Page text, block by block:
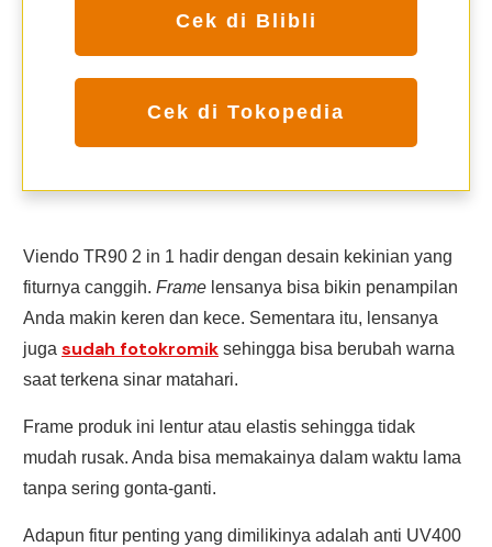
Cek di Blibli
Cek di Tokopedia
Viendo TR90 2 in 1 hadir dengan desain kekinian yang
fiturnya canggih. Frame lensanya bisa bikin penampilan
Anda makin keren dan kece. Sementara itu, lensanya
juga sudah fotokromik sehingga bisa berubah warna
saat terkena sinar matahari.
Frame produk ini lentur atau elastis sehingga tidak
mudah rusak. Anda bisa memakainya dalam waktu lama
tanpa sering gonta-ganti.
Adapun fitur penting yang dimilikinya adalah anti UV400